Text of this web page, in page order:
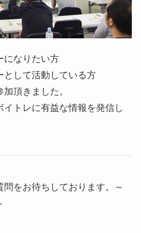
になりたい方
として活動している方
頂きました。
イトレに有益な情報を発信し
問をお待ちしております。～